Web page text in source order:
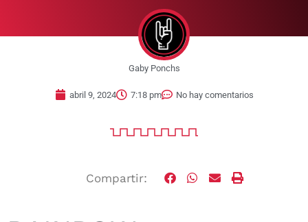
Gaby Ponchs
abril 9, 2024 7:18 pm No hay comentarios
Compartir: